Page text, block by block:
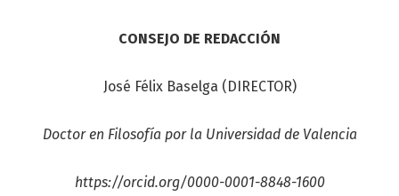
CONSEJO DE REDACCIÓN
José Félix Baselga (DIRECTOR)
Doctor en Filosofía por la Universidad de Valencia
https://orcid.org/0000-0001-8848-1600